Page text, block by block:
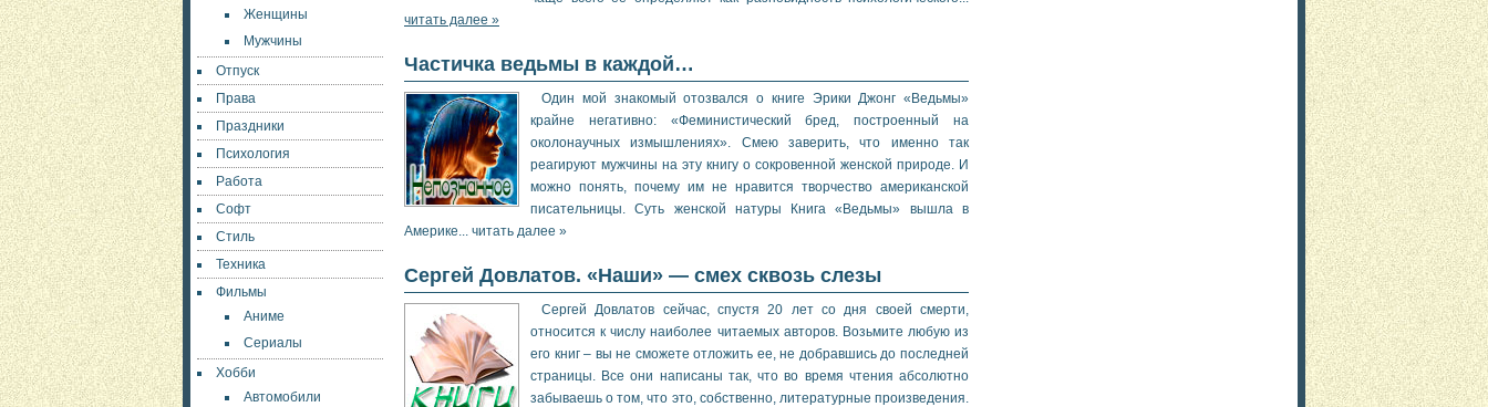
Женщины
Мужчины
Отпуск
Права
Праздники
Психология
Работа
Софт
Стиль
Техника
Фильмы
Аниме
Сериалы
Хобби
Автомобили
читать далее »
Частичка ведьмы в каждой…
Один мой знакомый отозвался о книге Эрики Джонг «Ведьмы»
крайне негативно: «Феминистический бред, построенный на
околонаучных измышлениях». Смею заверить, что именно так
реагируют мужчины на эту книгу о сокровенной женской природе. И
можно понять, почему им не нравится творчество американской
писательницы. Суть женской натуры Книга «Ведьмы» вышла в
Америке... читать далее »
Сергей Довлатов. «Наши» — смех сквозь слезы
Сергей Довлатов сейчас, спустя 20 лет со дня своей смерти,
относится к числу наиболее читаемых авторов. Возьмите любую из
его книг – вы не сможете отложить ее, не добравшись до последней
страницы. Все они написаны так, что во время чтения абсолютно
забываешь о том, что это, собственно, литературные произведения.